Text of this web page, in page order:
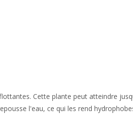
Cette plante peut atteindre
l'eau, ce qui les rend